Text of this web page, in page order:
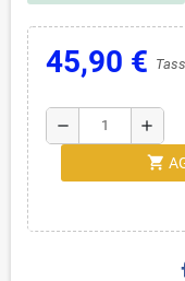
45,90 €
remove add
shopping_cart